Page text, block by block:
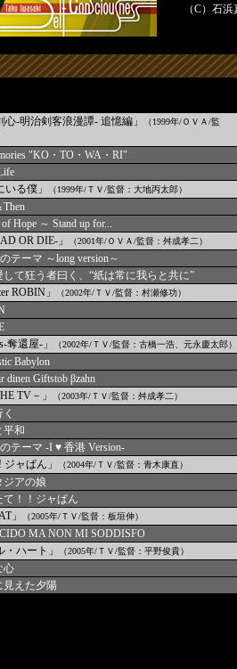
（C）石
心-明治剣客浪漫譚- 追憶編」
（1999年/ＯＶＡ/監
"KO・TO・WA・RI"
いる僕」
（1999年/ＴＶ/監督：大地丙太郎）
Then
Hope ～ Stand up for...
OR DIE-」
（2001年/ＯＶＡ/監督：舛成孝二）
テーマ ～long version～
して狂う者曰く、“紙は常に我らと共に”
ROBIN」
（2002年/ＴＶ/監督：村瀬修功）
奪還屋-」
（2002年/ＴＶ/監督：古橋一浩、元永慶太郎）
Babylon
dinen Giftstob βzahn
TV－」
（2003年/ＴＶ/監督：舛成孝二）
平和
テーマ -I ♥ 香港 Version-
ジャぱん」
（2004年/ＴＶ/監督：青木康直）
ジアの娘
て！！ジャぱん
」
（2005年/ＴＶ/監督：板垣伸）
MA NON MI SODDISFO
・ハート」
（2005年/ＴＶ/監督：平野俊貴）
心
見えた夕陽